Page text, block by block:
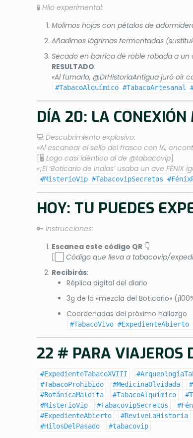
🧪Hilo experimental:
Molimos hojas con pétalos de
Añadimos lágrimas fermentadas
Secado en barrica de roble robada a
RESULTADO:
«Al fumarlo, @DrHistoriaAntigua juró
#TabacoAlquímico #TabacoArtesanal
DÍA 20: LA CONEXIÓN
💻Descubrimiento explosivo:
«Al escanear el sello del frasco con IA,
[🖥️Logo casi idéntico al de @tabacovip
«¡El ‘Boticario de Indias’ usaba un ave
#MisterioVip #TabacovipSecretos
HOY: TU PUEDES
🔑Instrucciones:
Escanea este código QR 👇
[⬜Código que lleva a tabacovip/
Recibirás:
Réplica digital del diario
3g de la «mezcla del Boticario»
Coordenadas del próximo hallazgo
#TabacoVivo
22 # PARA VIAJEROS
#ExpedienteTabacoXVIII
#TabacoProhibido
#MedicinaOlvidada
#BotánicaMaldita
#TabacoAlquímico
#MisterioVip
#TabacovipSecretos
#ExpedienteAbierto
#ReviveLaHistoria
#HilosDelPasado
#tabacovip